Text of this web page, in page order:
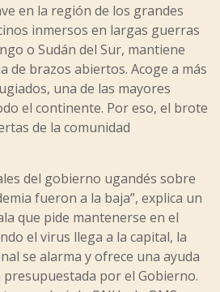
en la región de los grandes
inmersos en largas guerras
o Sudán del Sur, mantiene
de brazos abiertos. Acoge a más
una de las mayores
el continente. Por eso, el brote
de la comunidad
del gobierno ugandés sobre
fueron a la baja”, explica un
que pide mantenerse en el
el virus llega a la capital, la
se alarma y ofrece una ayuda
presupuestada por el Gobierno.